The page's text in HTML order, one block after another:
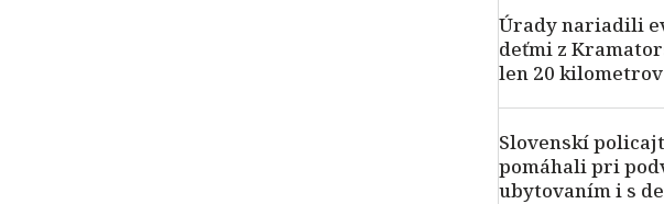
Úrady nariadili
deťmi z
len 20
Slovenskí
pomáhali pri
ubytovaním i s